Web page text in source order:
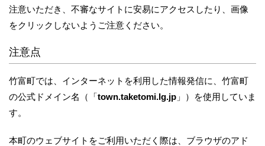
注意いただき、不審なサイトに安易にアクセスしたり、画像
をクリックしないようご注意ください。
注意点
竹富町では、インターネットを利用した情報発信に、竹富町
の公式ドメイン名（「town.taketomi.lg.jp 」）を使用していま
す。
本町のウェブサイトをご利用いただく際は、ブラウザのアド